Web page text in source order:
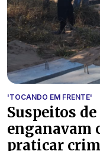
'TOCANDO EM FRENTE'
Suspeitos
enganavam
praticar